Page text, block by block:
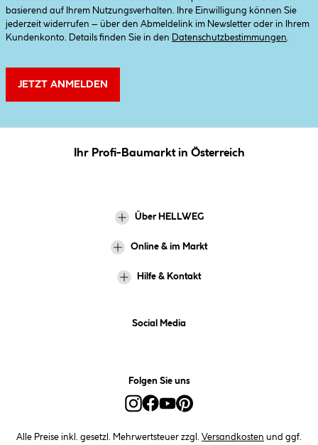
basierend auf Ihrem Nutzungsverhalten. Ihre Einwilligung können Sie
jederzeit widerrufen – über den Abmeldelink im Newsletter oder in Ihrem
Kundenkonto. Details finden Sie in den
Datenschutzbestimmungen
JETZT ANMELDEN
Ihr Profi-Baumarkt in Österreich
Über HELLWEG
Online & im Markt
Hilfe & Kontakt
Social Media
Folgen Sie uns
Alle Preise inkl. gesetzl. Mehrwertsteuer zzgl. Versandkosten und ggf.